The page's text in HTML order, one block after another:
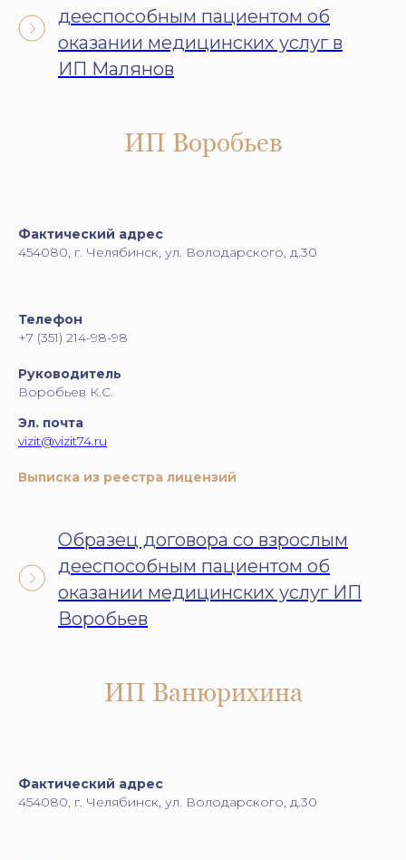
дееспособным пациентом об
оказании медицинских услуг в
ИП Малянов
ИП Воробьев
Фактический адрес
454080, г. Челябинск, ул. Володарского, д.30
Телефон
+7 (351) 214-98-98
Руководитель
Воробьев К.С.
Эл. почта
vizit@vizit74.ru
Выписка из реестра лицензий
Образец договора со взрослым
дееспособным пациентом об
оказании медицинских услуг ИП
Воробьев
ИП Ванюрихина
Фактический адрес
454080, г. Челябинск, ул. Володарского, д.30